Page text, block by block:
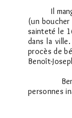
Il mange
(un boucher
sainteté le
dans la
procès de
Benoît-
Benoît-
personnes